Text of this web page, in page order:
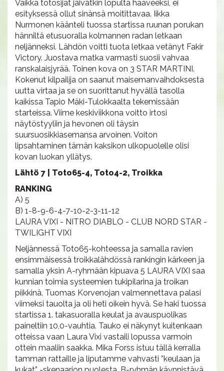
Vaikka totosijat jäivätkin lopulta haaveeksi, ei
esityksessä ollut sinänsä moitittavaa. Iikka
Nurmonen käänteli tuossa startissa ruunan porukan
hänniltä etusuoralla kolmannen radan letkaan
neljänneksi. Lähdön voitti tuota letkaa vetänyt Fakir
Victory. Juostava matka varmasti suosii vahvaa
ranskalaisjyrää. Toinen kova on 3 STAR MARTINI.
Kokenut kilpailija on saanut maisemanvaihdoksesta
uutta virtaa ja se on suorittanut hyvällä tasolla
kaikissa Tapio Mäki-Tulokkaalta tekemissään
starteissa. Viime keskiviikkona voitto irtosi
näytöstyyliin ja hevonen oli täysin
suursuosikkiasemansa arvoinen. Voiton
lipsahtaminen tämän kaksikon ulkopuolelle olisi
kovan luokan yllätys.
Lähtö 7 | Toto65-4, Toto4-2, Troikka
RANKING
A) 5
B) 1-8-9-6-4-7-10-2-3-11-12
LAURA VIXI - NITRO DIABLO - CLUB NORD STAR -
TWILIGHT VIXI
Neljännessä Toto65-kohteessa ja samalla ravien
ensimmäisessä troikkalähdössä rankingin kärkeen ja
samalla yksin A-ryhmään kipuava 5 LAURA VIXI saa
kunnian toimia systeemien tukipilarina ja troikan
piikkinä. Tuomas Korvenojan valmennettava palasi
viimeksi tauolta ja oli heti oikein hyvä. Se haki tuossa
startissa 1. takasuoralla keulat ja avauspuolikas
paineltiin 10,0-vauhtia. Tauko ei näkynyt kuitenkaan
otteissa vaan Laura Vixi vastaili lopussa varmoin
ottein maaliin saakka. Mika Forss istuu tällä kerralla
tamman rattaille ja liputamme vahvasti ”keulaan ja